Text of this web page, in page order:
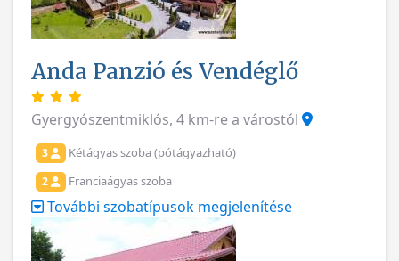
Anda Panzió és Vendéglő
Gyergyószentmiklós, 4 km-re a várostól
3 Kétágyas szoba (pótágyazható)
2 Franciaágyas szoba
További szobatípusok megjelenítése